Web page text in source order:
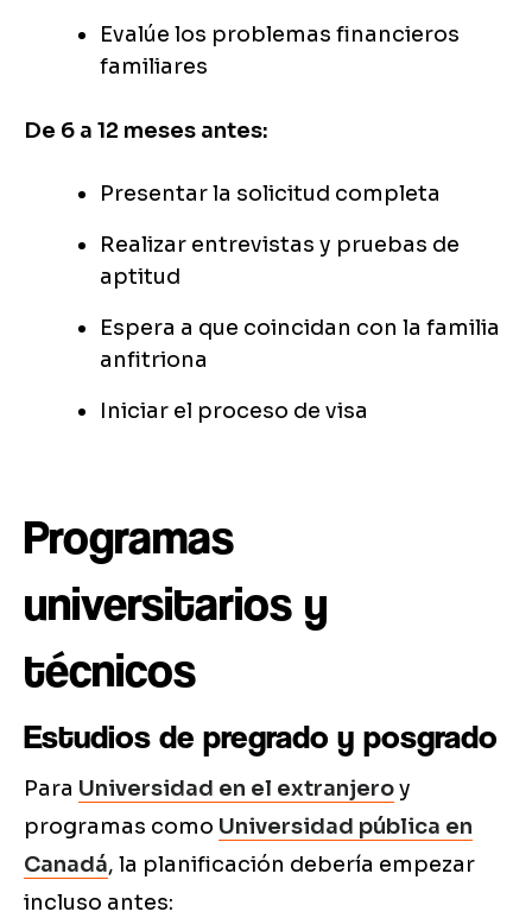
Evalúe los problemas financieros
familiares
De 6 a 12 meses antes:
Presentar la solicitud completa
Realizar entrevistas y pruebas de
aptitud
Espera a que coincidan con la familia
anfitriona
Iniciar el proceso de visa
Programas
universitarios y
técnicos
Estudios de pregrado y posgrado
Para Universidad en el extranjeroy
programas como Universidad pública en
Canadá, la planificación debería empezar
incluso antes: